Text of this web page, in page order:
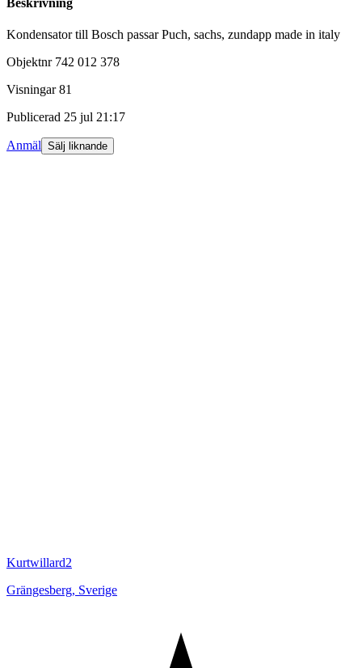
Beskrivning
Kondensator till Bosch passar Puch, sachs, zundapp made in italy
Objektnr 742 012 378
Visningar 81
Publicerad 25 jul 21:17
Anmäl Sälj liknande
Kurtwillard2
Grängesberg, Sverige